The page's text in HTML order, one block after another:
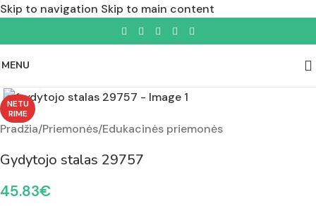
Skip to navigation Skip to main content
MENU
NETU
RIME
Pradžia/Priemonės/Edukacinės priemonės
Gydytojo stalas 29757
45.83€